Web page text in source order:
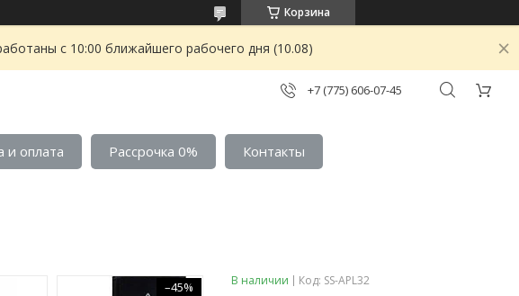
Корзина
с 10:00 ближайшего рабочего дня (10.08)
+7 (775) 606-07-45
и оплата Рассрочка 0%
Контакты
–45% В наличии Код: SS-APL32